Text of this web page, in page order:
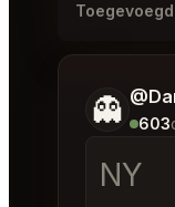
👻 603
Vertel